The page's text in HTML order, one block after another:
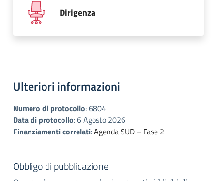
Dirigenza
Ulteriori informazioni
Numero di protocollo:6804
Data di protocollo:6 Agosto 2026
Finanziamenti correlati:Agenda SUD – Fase 2
Obbligo di pubblicazione